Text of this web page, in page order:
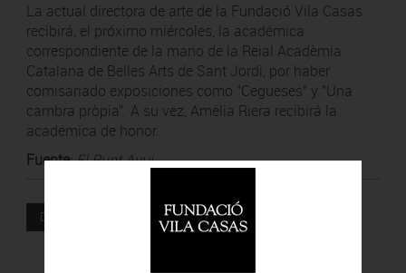
La actual directora de arte de la Fundació Vila Casas
recibirá, el próximo miércoles, la académica
correspondiente de la mano de la Reial Acadèmia
Catalana de Belles Arts de Sant Jordi, por haber
comisariado exposiciones como "Cegueses" y "Una
cambra pròpia". A su vez, Amèlia Riera recibirá la
académica de honor.
Fuente:El Punt Avui
DESCARGAR Documento adjunto